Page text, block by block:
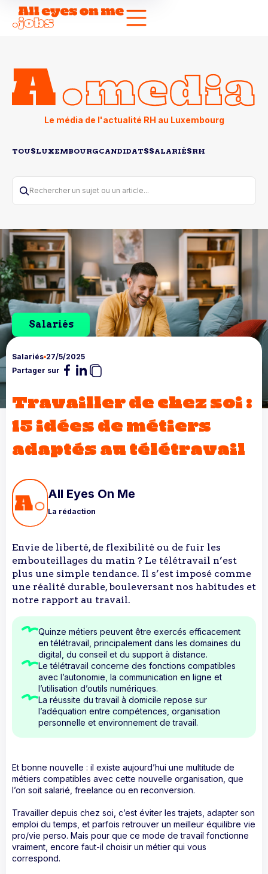
Le média de l'actualité RH au Luxembourg
TOUSLUXEMBOURGCANDIDATSSALARIÉSRH
Rechercher un sujet ou un article...
Salariés
Salariés 27/5/2025
Partager sur
Travailler de chez soi :
15 idées de métiers
adaptés au télétravail
All Eyes On Me
La rédaction
Envie de liberté, de flexibilité ou de fuir les
embouteillages du matin ? Le télétravail n’est
plus une simple tendance. Il s’est imposé comme
une réalité durable, bouleversant nos habitudes et
notre rapport au travail.‍
Quinze métiers peuvent être exercés efficacement
en télétravail, principalement dans les domaines du
digital, du conseil et du support à distance.
Le télétravail concerne des fonctions compatibles
avec l’autonomie, la communication en ligne et
l’utilisation d’outils numériques.
La réussite du travail à domicile repose sur
l’adéquation entre compétences, organisation
personnelle et environnement de travail.
Et bonne nouvelle : il existe aujourd’hui une multitude de
métiers compatibles avec cette nouvelle organisation, que
l’on soit salarié, freelance ou en reconversion.
Travailler depuis chez soi, c’est éviter les trajets, adapter son
emploi du temps, et parfois retrouver un meilleur équilibre vie
pro/vie perso. Mais pour que ce mode de travail fonctionne
vraiment, encore faut-il choisir un métier qui vous
correspond.